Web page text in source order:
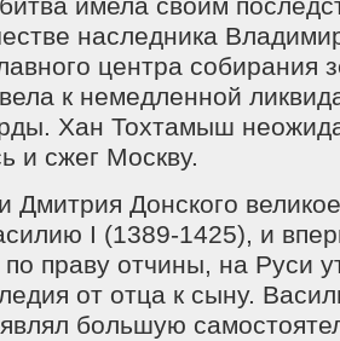
имела своим
наследника
центра собирания
к немедленной
Хан Тохтамыш
и сжег Москву.
Дмитрия Донского
I (1389-1425), и
праву отчины, на Руси
от отца к сыну.
большую